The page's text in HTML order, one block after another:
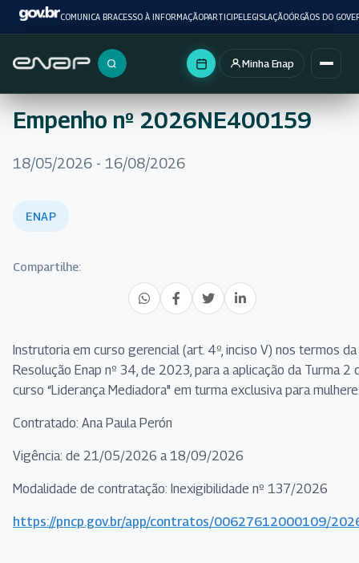
COMUNICA BRACESSO À INFORMAÇÃOPARTICIPELEGISLAÇÃOÓRGÃOS DO
Buscar no portal
Minha Enap
Empenho nº 2026NE400159
18/05/2026 - 16/08/2026
ENAP
Compartilhe:
Instrutoria em curso gerencial (art. 4º, inciso V) nos termos da
Resolução Enap nº 34, de 2023, para a aplicação da Turma 2
curso “Liderança Mediadora" em turma exclusiva para
Contratado: Ana Paula Perón
Vigência: de 21/05/2026 a 18/09/2026
Modalidade de contratação: Inexigibilidade nº 137/2026
https://pncp.gov.br/app/contratos/00627612000109/